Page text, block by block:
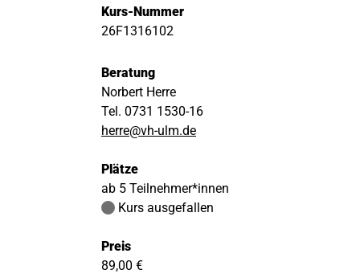
Kurs-Nummer
26F1316102
Beratung
Norbert Herre
Tel. 0731 1530-16
herre@vh-ulm.de
Plätze
ab 5 Teilnehmer*innen
Kurs ausgefallen
Preis
89,00 €